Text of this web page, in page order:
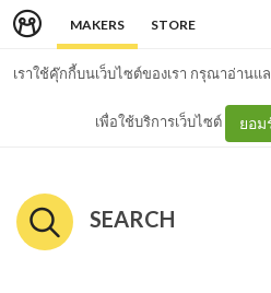
MAKERS STORE
เราใช้คุ๊กกี้บนเว็บไซต์ของเรา กรุณาอ่านแ
เพื่อใช้บริการเว็บไซต์ ยอม
SEARCH